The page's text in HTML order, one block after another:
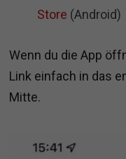
Store (Android)
Wenn du die App
Link einfach in das
Mitte.